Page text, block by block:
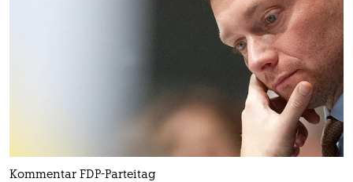
Kommentar FDP-Parteitag